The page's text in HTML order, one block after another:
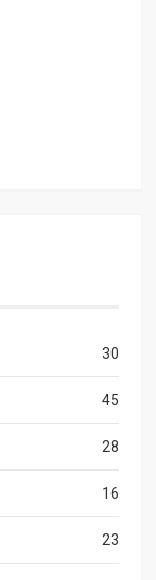
30
45
28
16
23